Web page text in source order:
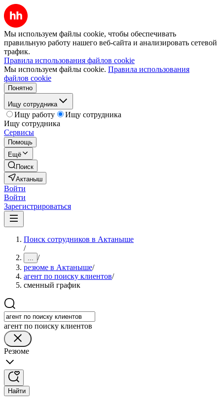
Мы используем файлы cookie, чтобы обеспечивать
правильную работу нашего веб-сайта и анализировать сетевой
трафик.
Правила использования файлов cookie
Мы используем файлы cookie. Правила использования
файлов cookie
Понятно
Ищу сотрудника
Ищу работу
Ищу сотрудника
Ищу сотрудника
Сервисы
Помощь
Ещё
Поиск
Актаныш
Войти
Войти
Зарегистрироваться
Поиск сотрудников в Актаныше
/
... /
резюме в Актаныше/
агент по поиску клиентов/
сменный график
агент по поиску клиентов
Резюме
Найти